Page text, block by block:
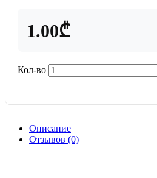
1.00₾
Кол-во
Описание
Отзывов (0)